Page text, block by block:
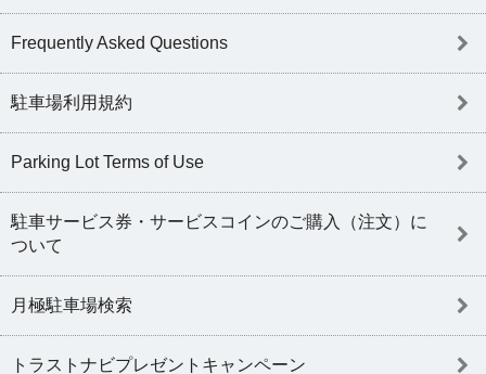
Frequently Asked Questions
駐車場利用規約
Parking Lot Terms of Use
駐車サービス券・サービスコインのご購入（注文）に
ついて
月極駐車場検索
トラストナビプレゼントキャンペーン